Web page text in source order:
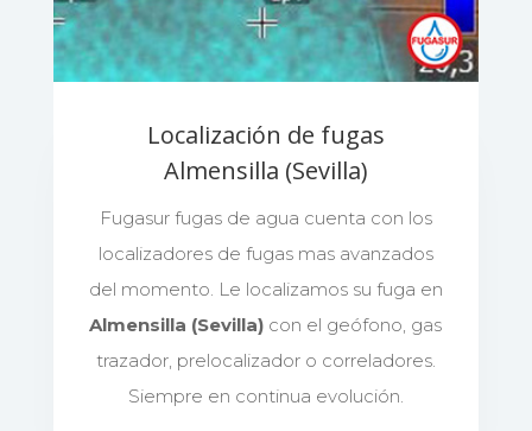
Localización de fugas
Almensilla (Sevilla)
Fugasur fugas de agua cuenta con los
localizadores de fugas mas avanzados
del momento. Le localizamos su fuga en
Almensilla (Sevilla) con el geófono, gas
trazador, prelocalizador o correladores.
Siempre en continua evolución.